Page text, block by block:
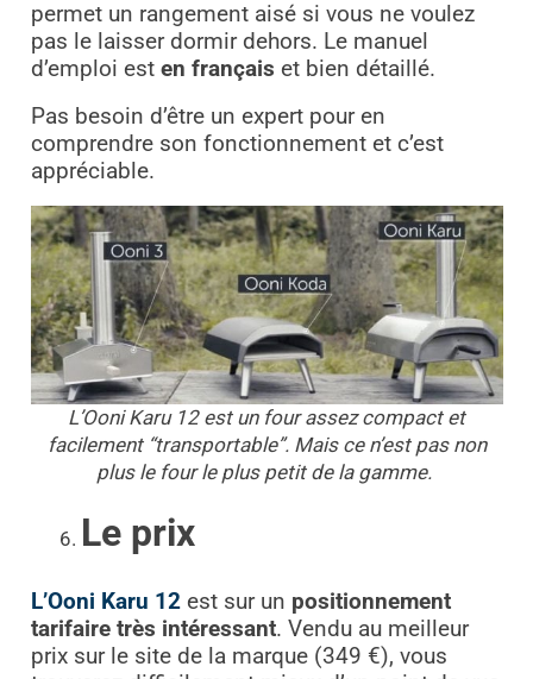
permet un rangement aisé si vous ne voulez
pas le laisser dormir dehors. Le manuel
d’emploi est en français et bien détaillé.
Pas besoin d’être un expert pour en
comprendre son fonctionnement et c’est
appréciable.
L’Ooni Karu 12 est un four assez compact et
facilement “transportable”. Mais ce n’est pas non
plus le four le plus petit de la gamme.
Le prix
L’Ooni Karu 12est sur un positionnement
tarifaire très intéressant. Vendu au meilleur
prix sur le site de la marque (349 €), vous